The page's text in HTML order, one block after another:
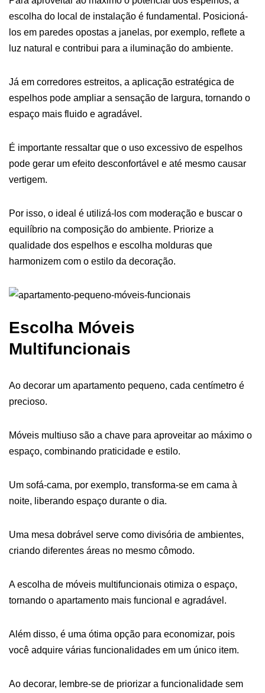
escolha do local de instalação é fundamental. Posicioná-
los em paredes opostas a janelas, por exemplo, reflete a
luz natural e contribui para a iluminação do ambiente.
Já em corredores estreitos, a aplicação estratégica de
espelhos pode ampliar a sensação de largura, tornando o
espaço mais fluido e agradável.
É importante ressaltar que o uso excessivo de espelhos
pode gerar um efeito desconfortável e até mesmo causar
vertigem.
Por isso, o ideal é utilizá-los com moderação e buscar o
equilíbrio na composição do ambiente. Priorize a
qualidade dos espelhos e escolha molduras que
harmonizem com o estilo da decoração.
Escolha Móveis
Multifuncionais
Ao decorar um apartamento pequeno, cada centímetro é
precioso.
Móveis multiuso são a chave para aproveitar ao máximo o
espaço, combinando praticidade e estilo.
Um sofá-cama, por exemplo, transforma-se em cama à
noite, liberando espaço durante o dia.
Uma mesa dobrável serve como divisória de ambientes,
criando diferentes áreas no mesmo cômodo.
A escolha de móveis multifuncionais otimiza o espaço,
tornando o apartamento mais funcional e agradável.
Além disso, é uma ótima opção para economizar, pois
você adquire várias funcionalidades em um único item.
Ao decorar, lembre-se de priorizar a funcionalidade sem